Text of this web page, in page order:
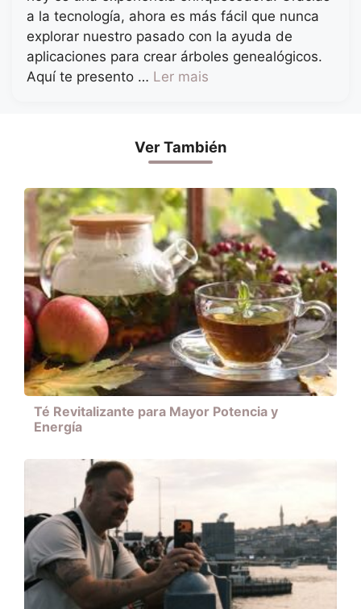
a la tecnología, ahora es más fácil que nunca
explorar nuestro pasado con la ayuda de
aplicaciones para crear árboles genealógicos.
Aquí te presento … Ler mais
Ver También
Té Revitalizante para Mayor Potencia y
Energía